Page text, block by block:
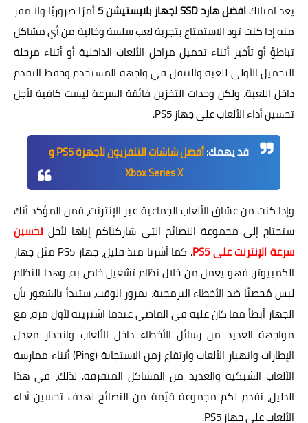
يعد امتلاكافضل هارد SSD لجهاز بلايستيشن 5
أمرًا ضروريًا ولا مفر
منه إذا كنت تود الاستمتاع بتجربة لعب سلسة وخالية من أي مشاكل
تباطؤ أو تأخير أثناء تحميل مراحل الألعاب الداخلية أو أثناء مرحلة
التحميل الأولى للعبة والتنقل في واجهة المستخدم وحفظ التقدم
داخل اللعبة. ولكن وحدات التخزين فائقة السرعة ليست كافية لأجل
تحسين أداء الألعاب على جهاز PS5.
قد يهمك:
أفضل شاشات التلفزيون لأجهزة PS5 و
Xbox Series X
وإذا كنت من عشاق الألعاب الجماعية عبر الإنترنت، فمن المؤكد أنك
ستحتاج إلى مجموعة النصائح التي شاركناكم إياها لأجل تحسين
سرعة الإنترنت على PS5
. كما أشرنا منذ قليل، جهاز PS5 مثل جهاز
الكمبيوتر، فهو يعمل من خلال نظام تشغيل خاص به، وهذا النظام
ليس مُحصنًا ضد الأخطاء البرمجية. بمرور الوقت، ستبدأ بالشعور بأن
الجهاز أبطأ مما كان عليه في الماضي عندما اشتريته لأول مرة، مع
مواجهة العديد من رسائل الأخطاء داخل الألعاب وانحدار معدل
الإطارات وانهيار الألعاب وارتفاع زمن الاستجابة (Ping) أثناء ممارسة
الألعاب الشبكية والعديد من المشاكل المتفرقة. لذلك، في هذا
الدليل، نقدم لكم مجموعة قيّمة من النصائح لهدف تحسين أداء
الألعاب على جهاز PS5.